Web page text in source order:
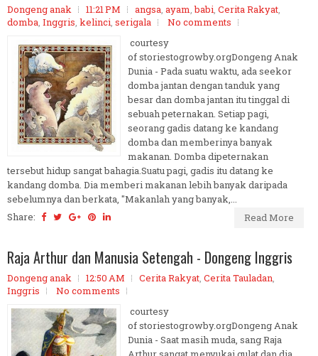
Dongeng anak 11:21 PM angsa, ayam,babi, Cerita Rakyat,
domba, Inggris, kelinci, serigala
No comments
courtesy
of storiestogrowby.orgDongeng Anak
Dunia - Pada suatu waktu, ada seekor
domba jantan dengan tanduk yang
besar dan domba jantan itu tinggal di
sebuah peternakan. Setiap pagi,
seorang gadis datang ke kandang
domba dan memberinya banyak
makanan. Domba dipeternakan
tersebut hidup sangat bahagia.Suatu pagi, gadis itu datang ke
kandang domba. Dia memberi makanan lebih banyak daripada
sebelumnya dan berkata, "Makanlah yang banyak,...
Share:
Read More
Raja Arthur dan Manusia Setengah - Dongeng Inggris
Dongeng anak 12:50 AM Cerita Rakyat, Cerita Tauladan,
Inggris
No comments
courtesy
of storiestogrowby.orgDongeng Anak
Dunia - Saat masih muda, sang Raja